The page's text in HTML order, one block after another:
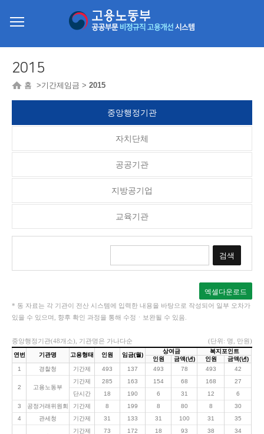
2015
홈 >기간제임금 > 2015
중앙행정기관
자치단체
공공기관
지방공기업
교육기관
검색
엑셀다운로드
* 동 자료는 각 기관이 전산 시스템에 입력한 내용을 바탕으로 작성되어 일부 오차가
있을 수 있으며, 향후 확인 과정을 통해 수정ㆍ보완될 수 있음.
중앙행정기관(48개소), 기관명은 가나다순 (단위: 명, 만원)
연번 기관명 고용형태 인원 임금(월)
상여금
복지포인트
인원
금액(년) 인원
금액(년)
1
경찰청 기간제 493 137 493 78 493 42
2 고용노동부
기간제 285 163 154 68 168
27
단시간
18 190 6 31 12
6
3
공정거래위원회 기간제 8 199 8 80 8
30
4
관세청 기간제 31 133 31 100 31 35
기간제 73 172 18 93 38
34